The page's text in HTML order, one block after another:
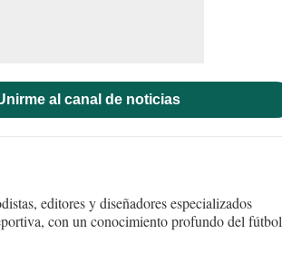
al canal de noticias
editores y diseñadores especializados
con un conocimiento profundo del fútbol